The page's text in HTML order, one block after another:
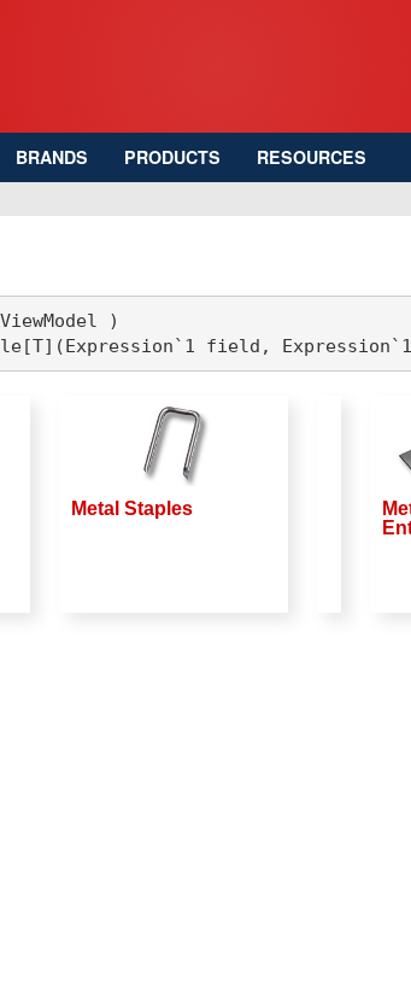
BRANDS PRODUCTS RESOURCES
)
field,
Metal Staples